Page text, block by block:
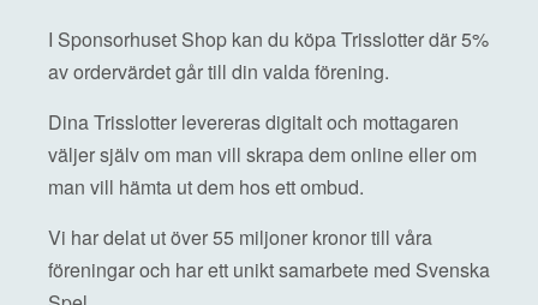
I Sponsorhuset Shop kan du köpa Trisslotter där 5%
av ordervärdet går till din valda förening.
Dina Trisslotter levereras digitalt och mottagaren
väljer själv om man vill skrapa dem online eller om
man vill hämta ut dem hos ett ombud.
Vi har delat ut över 55 miljoner kronor till våra
föreningar och har ett unikt samarbete med Svenska